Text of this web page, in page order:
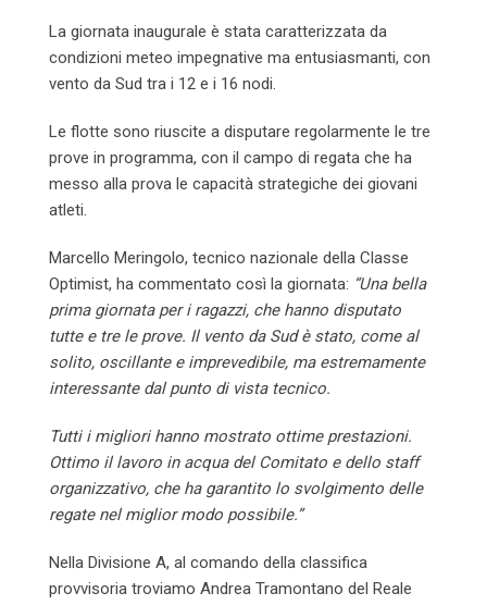
La giornata inaugurale è stata caratterizzata da
condizioni meteo impegnative ma entusiasmanti, con
vento da Sud tra i 12 e i 16 nodi.
Le flotte sono riuscite a disputare regolarmente le tre
prove in programma, con il campo di regata che ha
messo alla prova le capacità strategiche dei giovani
atleti.
Marcello Meringolo, tecnico nazionale della Classe
Optimist, ha commentato così la giornata: “Una bella
prima giornata per i ragazzi, che hanno disputato
tutte e tre le prove. Il vento da Sud è stato, come al
solito, oscillante e imprevedibile, ma estremamente
interessante dal punto di vista tecnico.
Tutti i migliori hanno mostrato ottime prestazioni.
Ottimo il lavoro in acqua del Comitato e dello staff
organizzativo, che ha garantito lo svolgimento delle
regate nel miglior modo possibile.”
Nella Divisione A, al comando della classifica
provvisoria troviamo Andrea Tramontano del Reale